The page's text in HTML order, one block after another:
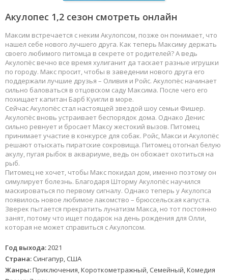
Акулопес 1,2 сезон смотреть онлайн
Максим встречается с неким Акулопсом, позже он понимает, что
нашел себе нового лучшего друга. Как теперь Максиму держать
своего любимого питомца в секрете от родителей? А ведь
Акулопёс вечно все время хулиганит да таскает разные игрушки
по городу. Макс просит, чтобы в заведении нового друга его
поддержали лучшие друзья – Оливия и Ройс. Акулопёс начинает
сильно баловаться в отцовском саду Максима. После чего его
похищает капитан Барб Куигли в море.
Сейчас Акулопёс стал настоящей звездой шоу семьи Фишер.
Акулопёс вновь устраивает беспорядок дома. Однако Денис
сильно ревнует и бросает Максу жестокий вызов. Питомец
принимает участие в конкурсе для собак. Ройс, Макси и Акулопёс
решают отыскать пиратские сокровища. Питомец отогнал белую
акулу, пугая рыбок в аквариуме, ведь он обожает охотиться на
рыб.
Питомец не хочет, чтобы Макс покидал дом, именно поэтому он
симулирует болезнь. Благодаря Шторму Акулопёс научился
маскироваться по первому сигналу. Однако теперь у Акулопса
появилось новое любимое лакомство – брюссельская капуста.
Зверек пытается прекратить лунатизм Макса, но тот постоянно
занят, потому что ищет подарок на день рождения для Олли,
которая не может справиться с Акулопсом.
Год выхода:2021
Страна: Сингапур, США
Жанры:Приключения, Короткометражный, Семейный, Комедия